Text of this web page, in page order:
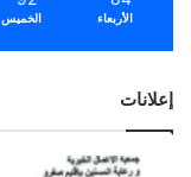
الأربعاء الخميس
إعلانات